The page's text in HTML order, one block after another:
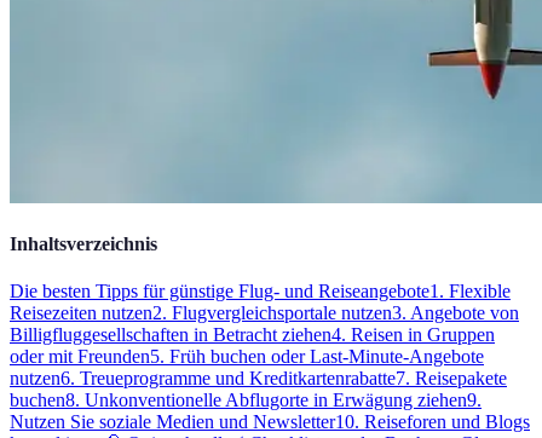
Inhaltsverzeichnis
Die besten Tipps für günstige Flug- und Reiseangebote1. Flexible
Reisezeiten nutzen2. Flugvergleichsportale nutzen3. Angebote von
Billigfluggesellschaften in Betracht ziehen4. Reisen in Gruppen
oder mit Freunden5. Früh buchen oder Last-Minute-Angebote
nutzen6. Treueprogramme und Kreditkartenrabatte7. Reisepakete
buchen8. Unkonventionelle Abflugorte in Erwägung ziehen9.
Nutzen Sie soziale Medien und Newsletter10. Reiseforen und Blogs